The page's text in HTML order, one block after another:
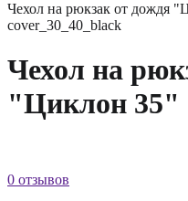
Чехол на рюкзак от дождя
cover_30_40_black
Чехол на
"Циклон 35"
0 отзывов